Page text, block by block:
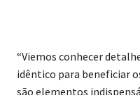
“Viemos conhecer
idêntico para beneficiar
são elementos